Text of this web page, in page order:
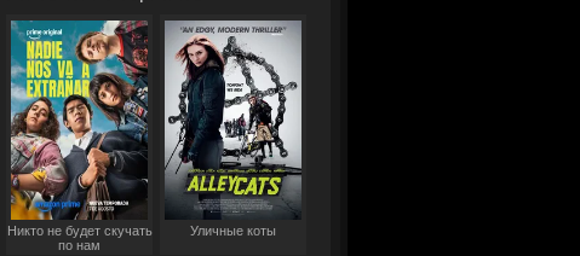
Никто не будет скучать
по нам
Уличные коты